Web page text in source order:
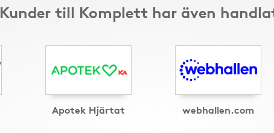
Kunder till Komplett har även
Apotek Hjärtat webhallen.com